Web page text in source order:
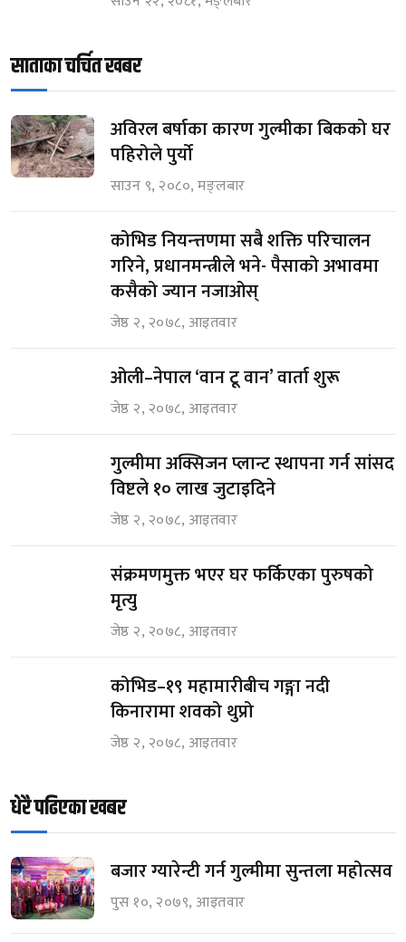
साताका चर्चित खबर
अविरल बर्षाका कारण गुल्मीका बिकको घर
पहिरोले पुर्यो
साउन ९, २०८०, मङ्लबार
कोभिड नियन्त्तणमा सबै शक्ति परिचालन
गरिने, प्रधानमन्त्रीले भने- पैसाको अभावमा
कसैको ज्यान नजाओस्
जेष्ठ २, २०७८, आइतवार
ओली–नेपाल ‘वान टू वान’ वार्ता शुरू
जेष्ठ २, २०७८, आइतवार
गुल्मीमा अक्सिजन प्लान्ट स्थापना गर्न सांसद
विष्टले १० लाख जुटाइदिने
जेष्ठ २, २०७८, आइतवार
संक्रमणमुक्त भएर घर फर्किएका पुरुषको
मृत्यु
जेष्ठ २, २०७८, आइतवार
कोभिड–१९ महामारीबीच गङ्गा नदी
किनारामा शवको थुप्रो
जेष्ठ २, २०७८, आइतवार
धेरै पढिएका खबर
बजार ग्यारेन्टी गर्न गुल्मीमा सुन्तला महोत्सव
पुस १०, २०७९, आइतवार